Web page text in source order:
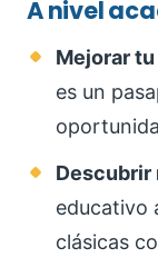
A nivel
Mejorar
es un
Descubrir
educativo
clásicas